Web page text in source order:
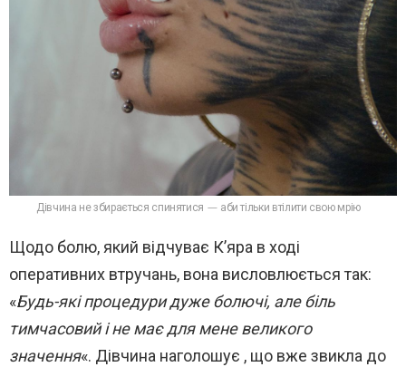
Дівчина не збирається спинятися — аби тільки втілити свою мрію
Щодо болю, який відчуває К’яра в ході
оперативних втручань, вона висловлюється так:
«Будь-які процедури дуже болючі, але біль
тимчасовий і не має для мене великого
значення«. Дівчина наголошує , що вже звикла до